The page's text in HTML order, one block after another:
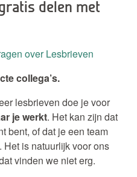
delen met
over Lesbrieven
collega’s.
lesbrieven doe je voor
je werkt. Het kan zijn dat
bent, of dat je een team
Het is natuurlijk voor ons
vinden we niet erg.